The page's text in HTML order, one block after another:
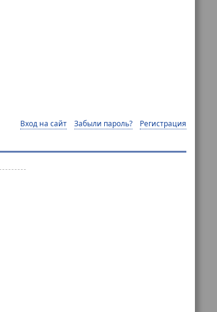
Вход на сайт Забыли пароль? Регистрация